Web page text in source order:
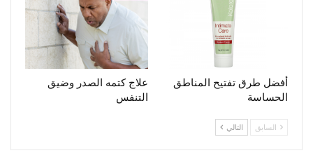
أفضل طرق تفتيح المناطق
الحساسة
علاج كتمه الصدر وضيق
التنفس
السابق التالي